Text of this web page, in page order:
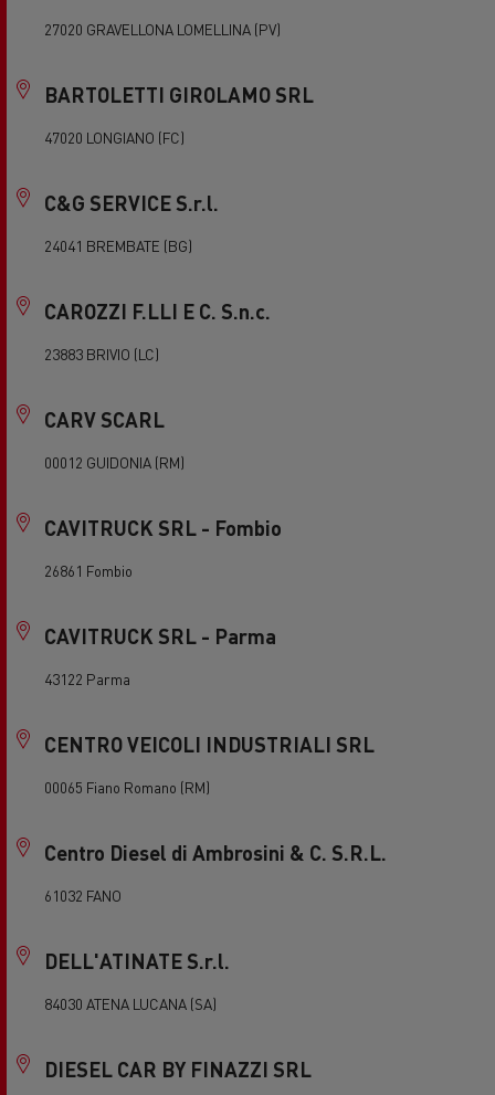
27020 GRAVELLONA LOMELLINA (PV)
BARTOLETTI GIROLAMO SRL
47020 LONGIANO (FC)
C&G SERVICE S.r.l.
24041 BREMBATE (BG)
CAROZZI F.LLI E C. S.n.c.
23883 BRIVIO (LC)
CARV SCARL
00012 GUIDONIA (RM)
CAVITRUCK SRL - Fombio
26861 Fombio
CAVITRUCK SRL - Parma
43122 Parma
CENTRO VEICOLI INDUSTRIALI SRL
00065 Fiano Romano (RM)
Centro Diesel di Ambrosini & C. S.R.L.
61032 FANO
DELL'ATINATE S.r.l.
84030 ATENA LUCANA (SA)
DIESEL CAR BY FINAZZI SRL